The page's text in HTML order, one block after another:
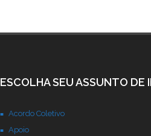
ESCOLHA SEU ASSUNTO DE
Acordo Coletivo
Apoio